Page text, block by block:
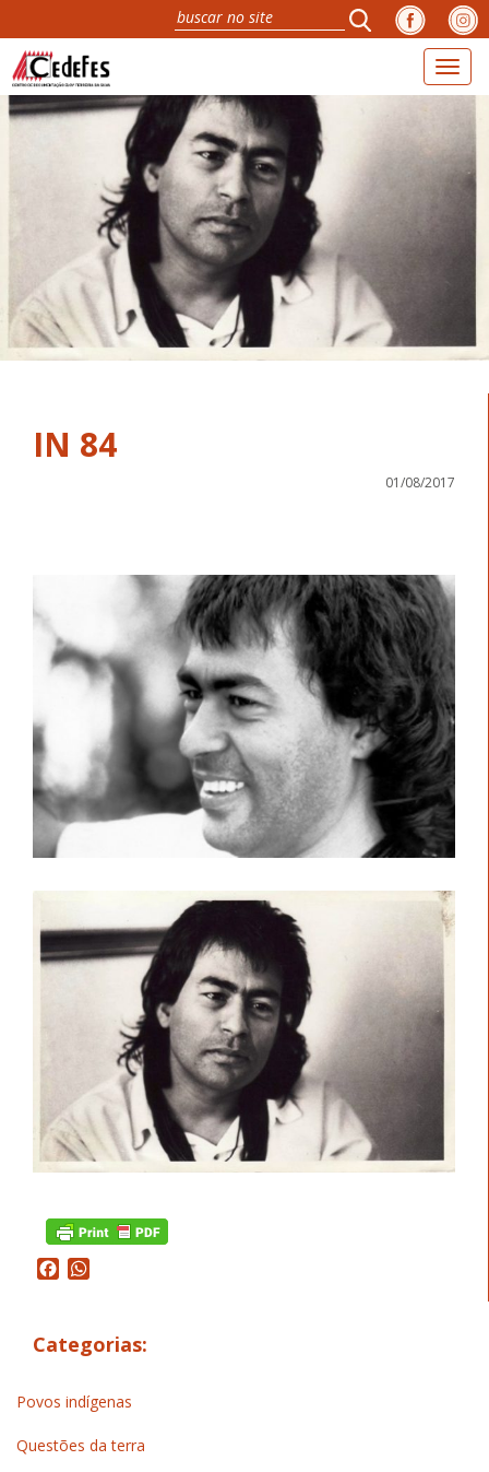
IN 84
01/08/2017
Facebook
Categorias:
Povos indígenas
Questões da terra